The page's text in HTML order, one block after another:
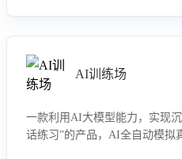
AI训练场
一款利用AI大模型能力，实现
话练习”的产品，AI全自动模拟